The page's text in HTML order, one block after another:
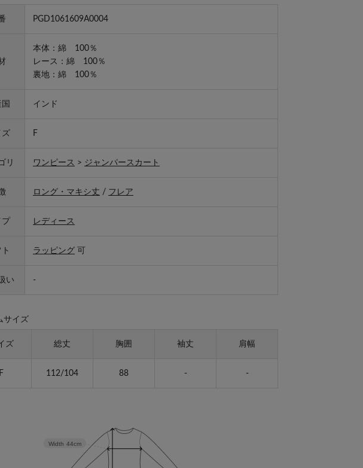
PGD1061609A0004
本体：綿 100％
レース：綿 100％
裏地：綿 100％
インド
ズ F
リ ワンピース > ジャンパースカート
ロング・マキシ丈 / フレア
プ レディース
ラッピング 可
い -
サイズ
ズ 総丈 胸囲 袖丈 肩幅
F 112/104 88 - -
Width 44cm